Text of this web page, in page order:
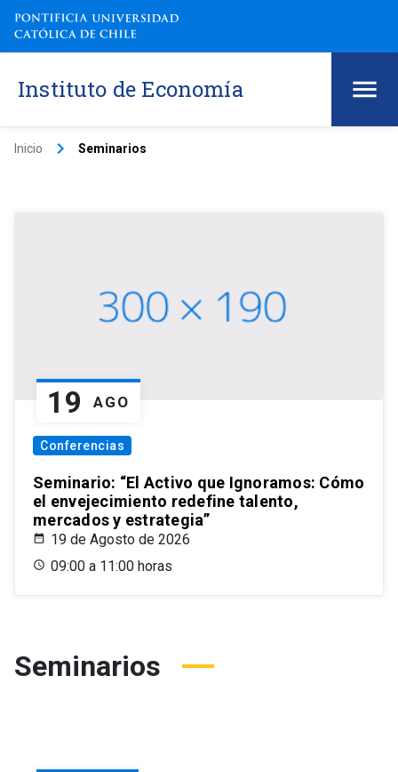
Instituto de Economía
Inicio keyboard_arrow_right Seminarios
19 AGO
Conferencias
Seminario: “El Activo que Ignoramos: Cómo
el envejecimiento redefine talento,
mercados y estrategia”
19 de Agosto de 2026
09:00 a 11:00 horas
Seminarios